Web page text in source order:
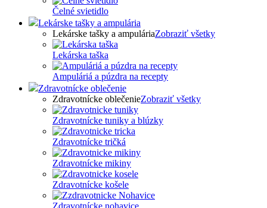
Čelné svietidlo
Lekárske tašky a ampulária
Lekárske tašky a ampuláriaZobraziť všetky
Lekárska taška
Ampuláriá a púzdra na recepty
Zdravotnícke oblečenie
Zdravotnícke oblečenieZobraziť všetky
Zdravotnícke tuniky a blúzky
Zdravotnícke tričká
Zdravotnícke mikiny
Zdravotnícke košele
Zdravotnícke nohavice